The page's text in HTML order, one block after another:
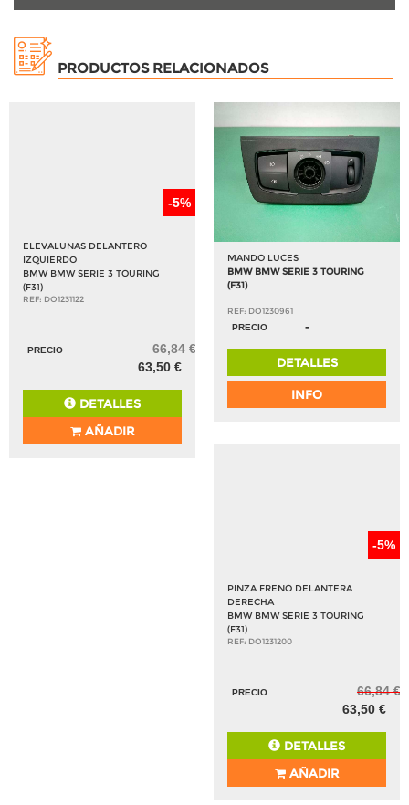
PRODUCTOS RELACIONADOS
-5%
ELEVALUNAS DELANTERO
IZQUIERDO
BMW BMW SERIE 3 TOURING
(F31)
REF: DO1231122
PRECIO
66,84 €
63,50 €
DETALLES
AÑADIR
MANDO LUCES
BMW BMW SERIE 3 TOURING
(F31)
REF: DO1230961
PRECIO
-
DETALLES
INFO
-5%
PINZA FRENO DELANTERA
DERECHA
BMW BMW SERIE 3 TOURING
(F31)
REF: DO1231200
PRECIO
66,84 €
63,50 €
DETALLES
AÑADIR